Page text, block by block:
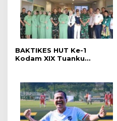
BAKTIKES HUT Ke-1
Kodam XIX Tuanku
Operasi Gratis